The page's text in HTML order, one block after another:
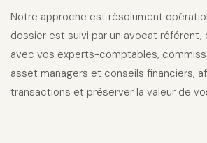
Notre approche est résolument
dossier est suivi par un avocat référent,
avec vos experts-comptables,
asset managers et conseils financiers,
transactions et préserver la valeur de